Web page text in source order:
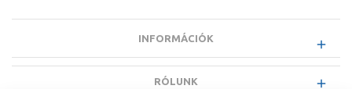
INFORMÁCIÓK
RÓLUNK